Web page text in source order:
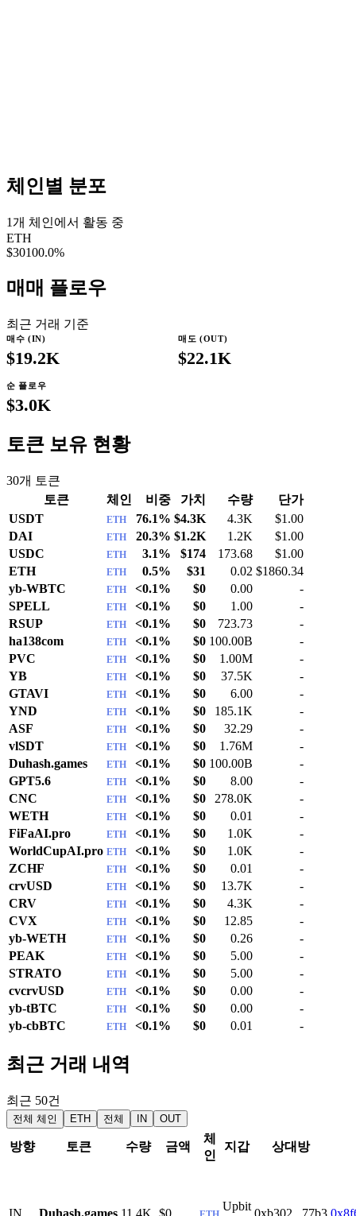
체인별 분포
1개 체인에서 활동 중
ETH
$30100.0%
매매 플로우
최근 거래 기준
매수 (IN)
$19.2K
매도 (OUT)
$22.1K
순 플로우
$3.0K
토큰 보유 현황
30개 토큰
토큰
체인 비중 가치 수량
단가
USDT
ETH 76.1% $4.3K 4.3K
$1.00
DAI
ETH 20.3% $1.2K 1.2K
$1.00
USDC
ETH 3.1% $174 173.68
$1.00
ETH
ETH 0.5% $31 0.02 $1860.34
yb-WBTC
ETH <0.1% $0 0.00
-
SPELL
ETH <0.1% $0 1.00
-
RSUP
ETH <0.1% $0 723.73
-
ha138com
ETH <0.1% $0 100.00B
-
PVC
ETH <0.1% $0 1.00M
-
YB
ETH <0.1% $0 37.5K
-
GTAVI
ETH <0.1% $0 6.00
-
YND
ETH <0.1% $0 185.1K
-
ASF
ETH <0.1% $0 32.29
-
vlSDT
ETH <0.1% $0 1.76M
-
Duhash.games
ETH <0.1% $0 100.00B
-
GPT5.6
ETH <0.1% $0 8.00
-
CNC
ETH <0.1% $0 278.0K
-
WETH
ETH <0.1% $0 0.01
-
FiFaAI.pro
ETH <0.1% $0 1.0K
-
WorldCupAI.pro ETH <0.1% $0 1.0K
-
ZCHF
ETH <0.1% $0 0.01
-
crvUSD
ETH <0.1% $0 13.7K
-
CRV
ETH <0.1% $0 4.3K
-
CVX
ETH <0.1% $0 12.85
-
yb-WETH
ETH <0.1% $0 0.26
-
PEAK
ETH <0.1% $0 5.00
-
STRATO
ETH <0.1% $0 5.00
-
cvcrvUSD
ETH <0.1% $0 0.00
-
yb-tBTC
ETH <0.1% $0 0.00
-
yb-cbBTC
ETH <0.1% $0 0.01 -
최근 거래 내역
최근 50건
전체 체인 ETH 전체 IN OUT
방향 토큰 수량 금액
체
인
지갑 상대방
IN Duhash.games 11.4K $0
Upbit
0xb302...77b3